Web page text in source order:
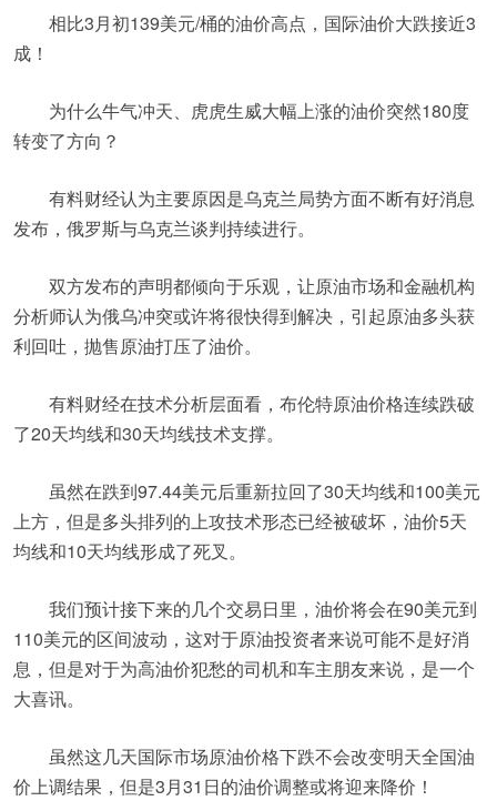
相比3月初139美元/桶的油价高点，国际油价大跌接近3
成！
为什么牛气冲天、虎虎生威大幅上涨的油价突然180度
转变了方向？
有料财经认为主要原因是乌克兰局势方面不断有好消息
发布，俄罗斯与乌克兰谈判持续进行。
双方发布的声明都倾向于乐观，让原油市场和金融机构
分析师认为俄乌冲突或许将很快得到解决，引起原油多头获
利回吐，抛售原油打压了油价。
有料财经在技术分析层面看，布伦特原油价格连续跌破
了20天均线和30天均线技术支撑。
虽然在跌到97.44美元后重新拉回了30天均线和100美元
上方，但是多头排列的上攻技术形态已经被破坏，油价5天
均线和10天均线形成了死叉。
我们预计接下来的几个交易日里，油价将会在90美元到
110美元的区间波动，这对于原油投资者来说可能不是好消
息，但是对于为高油价犯愁的司机和车主朋友来说，是一个
大喜讯。
虽然这几天国际市场原油价格下跌不会改变明天全国油
价上调结果，但是3月31日的油价调整或将迎来降价！